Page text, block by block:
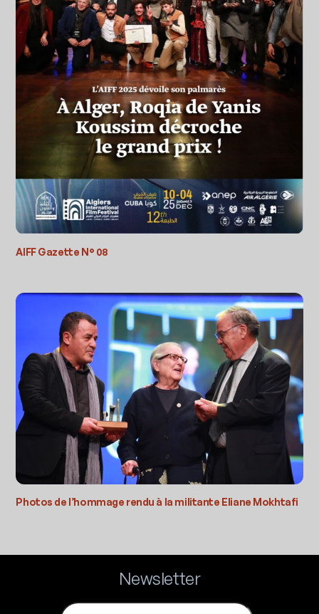
AIFF Gazette N° 08
Photos de l’hommage rendu à la militante Eliane Mokhtafi
Newsletter
Email